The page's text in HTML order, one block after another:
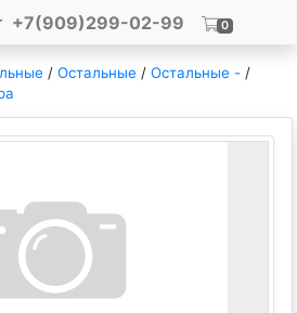
+7(909)299-02-99 0
/ Остальные / Остальные - /